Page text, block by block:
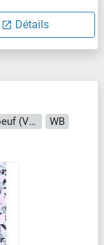
Détails
Reactivité: Humain, Souris, Rat, Boeuf (Vache), Porc, Chien
WB